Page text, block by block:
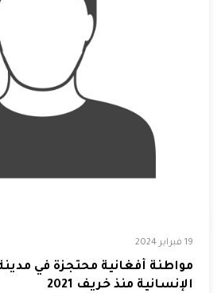
19 فبراير 2024
مواطنة أفغانية محتجزة في
الإنسانية منذ خريف 2021